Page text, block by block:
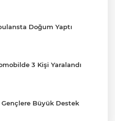
Doğum Yaptı
3 Kişi Yaralandı
Büyük Destek